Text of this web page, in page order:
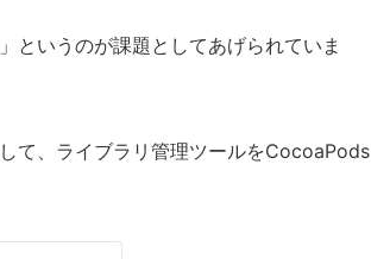
というのが課題としてあげられていま
て、ライブラリ管理ツールをCocoaPods